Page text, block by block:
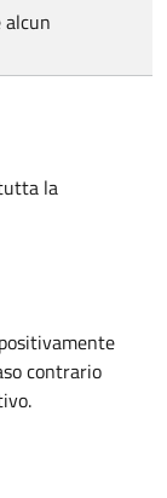
alcun
la
contrario